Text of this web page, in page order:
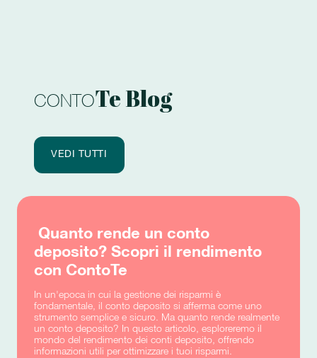
CONTOTe Blog
VEDI TUTTI
Quanto rende un conto
deposito? Scopri il rendimento
con ContoTe
In un'epoca in cui la gestione dei risparmi è
fondamentale, il conto deposito si afferma come uno
strumento semplice e sicuro. Ma quanto rende realmente
un conto deposito? In questo articolo, esploreremo il
mondo del rendimento dei conti deposito, offrendo
informazioni utili per ottimizzare i tuoi risparmi.